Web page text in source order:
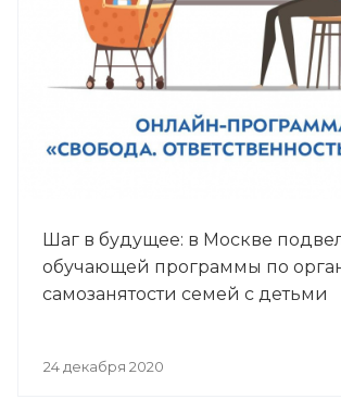
Шаг в будущее: в Москве
обучающей программы по
самозанятости семей с детьми
24 декабря 2020